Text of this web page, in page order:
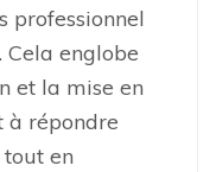
professionnel
Cela englobe
et la mise en
répondre
en